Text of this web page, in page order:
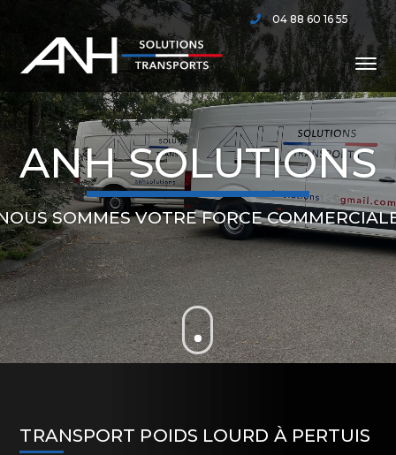
04 88 60 16 55
ANH SOLUTIONS
SOMMES VOTRE FORCE
TRANSPORT POIDS LOURD À PERTUIS